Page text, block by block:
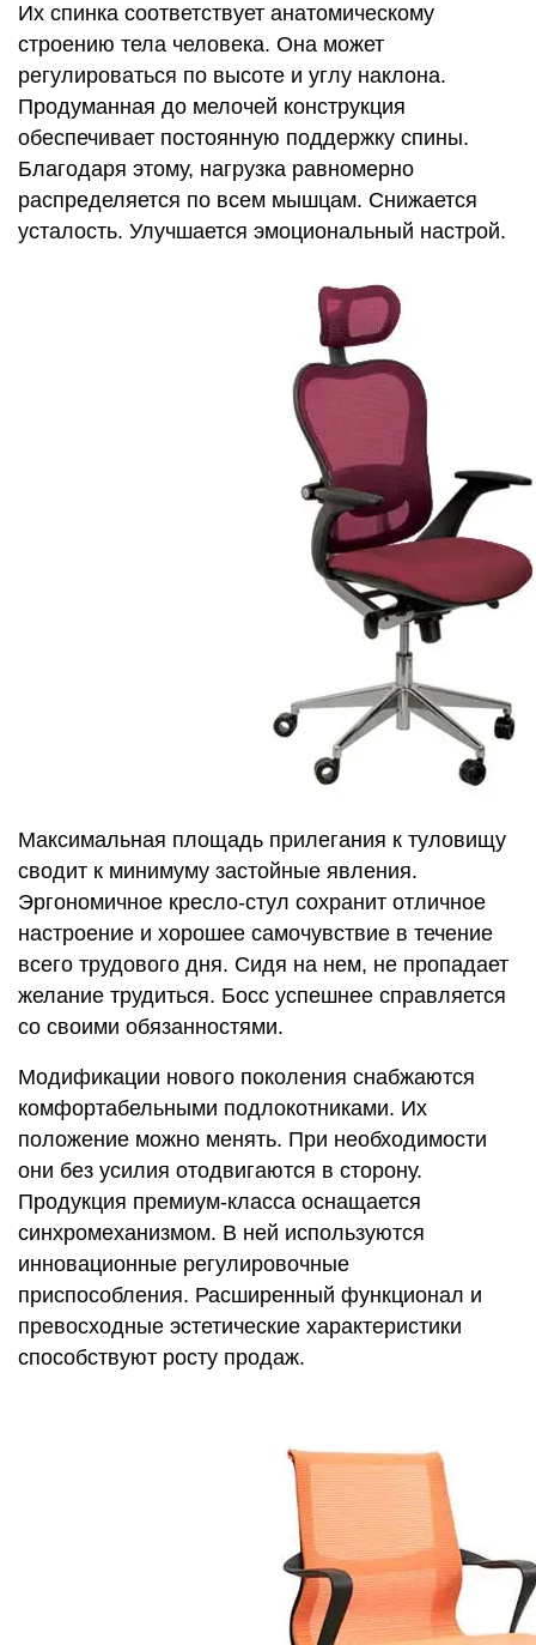
Их спинка соответствует анатомическому
строению тела человека. Она может
регулироваться по высоте и углу наклона.
Продуманная до мелочей конструкция
обеспечивает постоянную поддержку спины.
Благодаря этому, нагрузка равномерно
распределяется по всем мышцам. Снижается
усталость. Улучшается эмоциональный настрой.
Максимальная площадь прилегания к туловищу
сводит к минимуму застойные явления.
Эргономичное кресло-стул сохранит отличное
настроение и хорошее самочувствие в течение
всего трудового дня. Сидя на нем, не пропадает
желание трудиться. Босс успешнее справляется
со своими обязанностями.
Модификации нового поколения снабжаются
комфортабельными подлокотниками. Их
положение можно менять. При необходимости
они без усилия отодвигаются в сторону.
Продукция премиум-класса оснащается
синхромеханизмом. В ней используются
инновационные регулировочные
приспособления. Расширенный функционал и
превосходные эстетические характеристики
способствуют росту продаж.